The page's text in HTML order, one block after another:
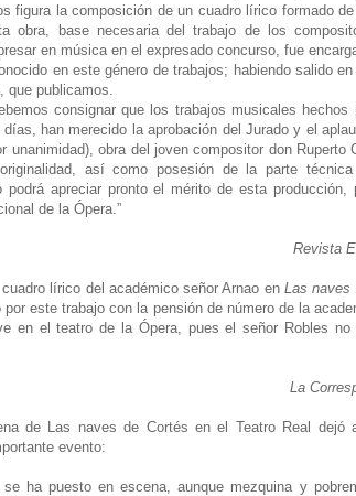
figura la composición de un cuadro lírico formado
obra, base necesaria del trabajo de los
en música en el expresado concurso, fue
en este género de trabajos; habiendo salido
, que publicamos.
consignar que los trabajos musicales
han merecido la aprobación del Jurado y el
unanimidad), obra del joven compositor don Ruperto
originalidad, así como posesión de la parte
podrá apreciar pronto el mérito de esta
de la Ópera.”
Revista
cuadro lírico del académico señor Arnao en Las
este trabajo con la pensión de número de la
en el teatro de la Ópera, pues el señor Robles no
La
de Las naves de Cortés en el Teatro Real dejó
evento:
se ha puesto en escena, aunque mezquina y